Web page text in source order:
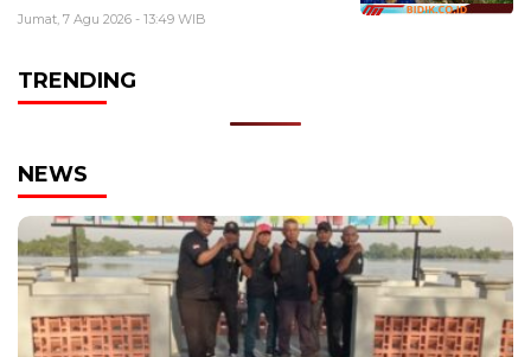
Jumat, 7 Agu 2026 - 13:49 WIB
TRENDING
NEWS